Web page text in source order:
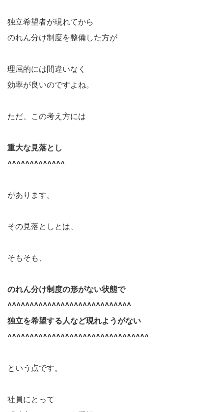
独立希望者が現れてから
のれん分け制度を整備した方が
理屈的には間違いなく
効率が良いのですよね。
ただ、この考え方には
重大な見落とし
^^^^^^^^^^^^^
があります。
その見落としとは、
そもそも、
のれん分け制度の形がない状態で
^^^^^^^^^^^^^^^^^^^^^^^^^^^^
独立を希望する人など現れようがない
^^^^^^^^^^^^^^^^^^^^^^^^^^^^^^^^
という点です。
社員にとって